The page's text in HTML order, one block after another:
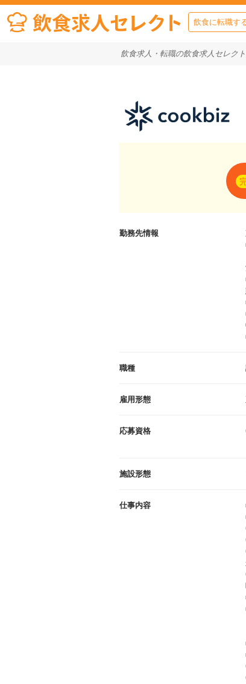
飲食に転職す
飲食求人・転職の飲食求人セレクト
勤務先情報
職種
雇用形態
応募資格
施設形態
仕事内容